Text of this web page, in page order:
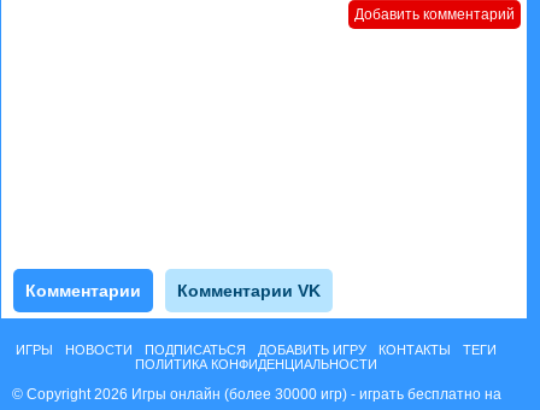
Комментарии Комментарии VK
ИГРЫ НОВОСТИ ПОДПИСАТЬСЯ ДОБАВИТЬ ИГРУ КОНТАКТЫ
ТЕГИ
ПОЛИТИКА КОНФИДЕНЦИАЛЬНОСТИ
© Copyright 2026 Игры онлайн (более 30000 игр) - играть бесплатно на